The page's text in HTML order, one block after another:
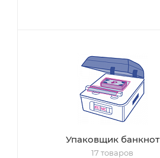
Упаковщик банкнот
17 товаров